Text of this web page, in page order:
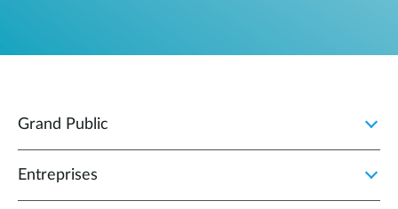
Grand Public
Entreprises